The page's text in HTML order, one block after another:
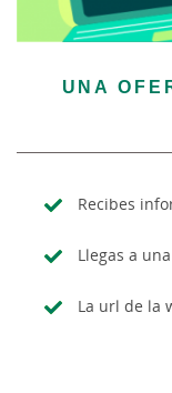
UNA
Recibes
Llegas a
La url de la